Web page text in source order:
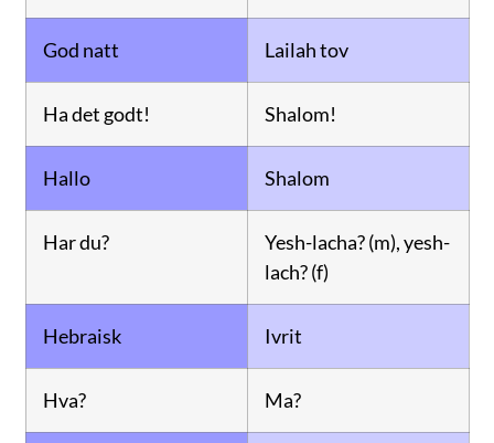
God natt Lailah tov
Ha det godt! Shalom!
Hallo Shalom
Har du?
Yesh-lacha? (m), yesh-
lach? (f)
Hebraisk Ivrit
Hva? Ma?